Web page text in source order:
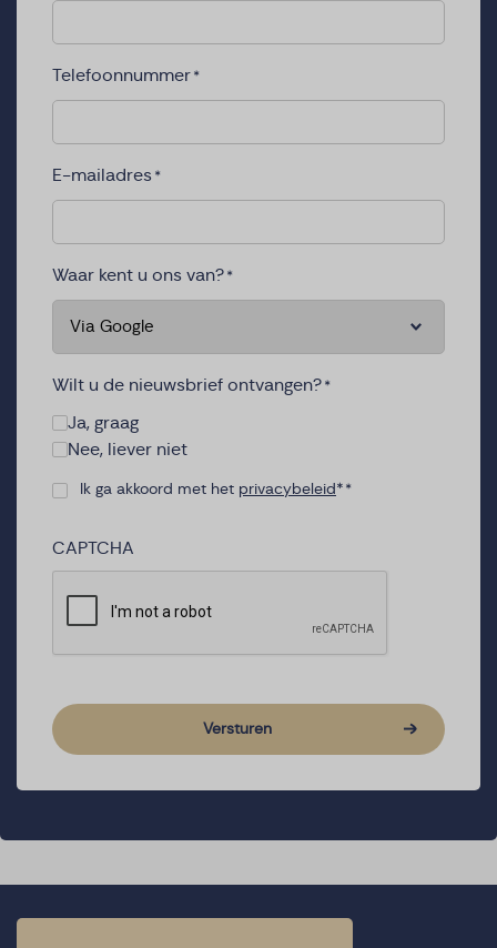
Telefoonnummer *
E-mailadres *
Waar kent u ons van? *
Wilt u de nieuwsbrief ontvangen? *
Ja, graag
Nee, liever niet
Consent*
Ik ga akkoord met het privacybeleid * *
CAPTCHA
Versturen